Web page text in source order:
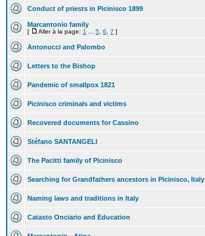
Conduct of priests in Picinisco 1899
Marcantonio family
[ Aller à la page: 1 5 6 7 ]
Antonucci and Palombo
Letters to the Bishop
Pandemic of smallpox 1821
Picinisco criminals and victims
Recovered documents for Cassino
Stéfano SANTANGELI
The Pacitti family of Picinisco
Searching for Grandfathers ancestors in Picinisco, Italy
Naming laws and traditions in Italy
Catasto Onciario and Education